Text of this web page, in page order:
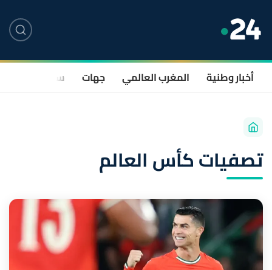
أخبار وطنية المغرب العالمي جهات سياسة
تصفيات كأس العالم